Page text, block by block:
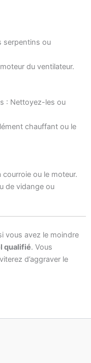
serpentins ou
du ventilateur.
: Nettoyez-les ou
chauffant ou le
ou le moteur.
de vidange ou
vous avez le moindre
qualifié. Vous
d’aggraver le